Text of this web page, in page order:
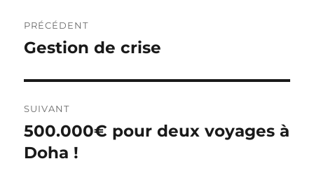
de
PRÉCÉDENT
Publication
Gestion de crise
SUIVANT
Publication
suivante :
500.000€ pour deux voyages à
Doha !